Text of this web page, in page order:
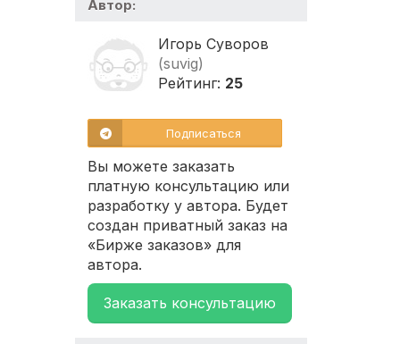
Автор:
Игорь Суворов
(suvig)
Рейтинг: 25
Подписаться
Вы можете заказать
платную консультацию или
разработку у автора. Будет
создан приватный заказ на
«Бирже заказов» для
автора.
Заказать консультацию